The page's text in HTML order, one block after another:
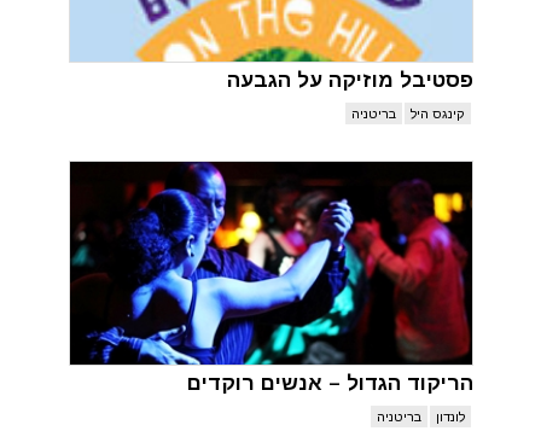
פסטיבל מוזיקה על הגבעה
קינגס היל בריטניה
הריקוד הגדול – אנשים רוקדים
לונדון בריטניה